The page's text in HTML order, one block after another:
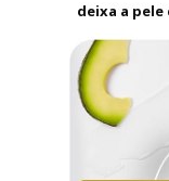
deixa a